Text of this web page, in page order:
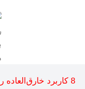
8 کاربرد